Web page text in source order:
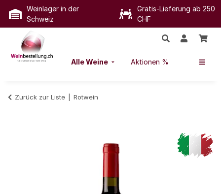
Weinlager in der
Schweiz
Gratis-Lieferung ab 250
CHF
Alle Weine Aktionen %
Zurück zur Liste Rotwein